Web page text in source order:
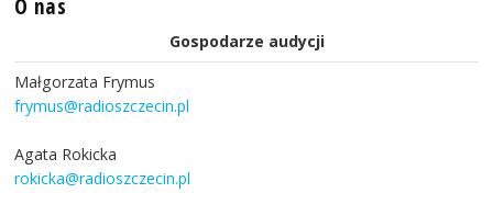
Gospodarze audycji
Małgorzata Frymus
frymus@radioszczecin.pl
Agata Rokicka
rokicka@radioszczecin.pl